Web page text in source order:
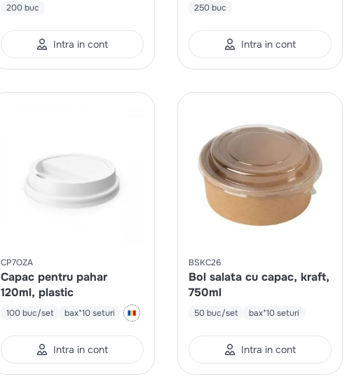
200 buc
Intra in cont
250 buc
Intra in cont
CP7OZA
Capac pentru pahar
120ml, plastic
100 buc/set bax*10 seturi
Intra in cont
BSKC26
Bol salata cu capac, kraft,
750ml
50 buc/set bax*10 seturi
Intra in cont